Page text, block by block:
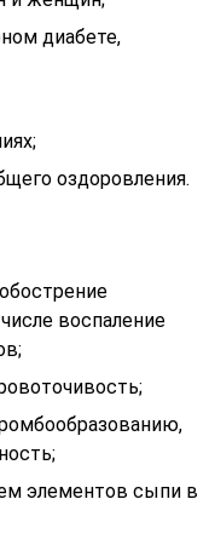
диабете,
оздоровления.
воспаление
элементов сыпи в